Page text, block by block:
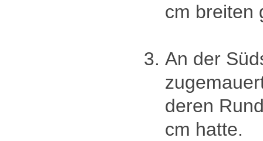
cm breiten
An der
deren
cm hatte.